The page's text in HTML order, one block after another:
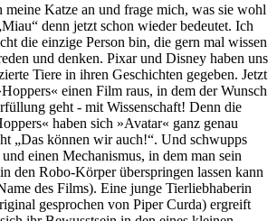
meine Katze an und frage mich, was sie wohl
denn jetzt schon wieder bedeutet. Ich
die einzige Person bin, die gern mal wissen
und denken. Pixar und Disney haben uns
Tiere in ihren Geschichten gegeben. Jetzt
einen Film raus, in dem der Wunsch
geht - mit Wissenschaft! Denn die
haben sich »Avatar« ganz genau
„Das können wir auch!“. Und schwupps
einen Mechanismus, in dem man sein
den Robo-Körper überspringen lassen kann
des Films). Eine junge Tierliebhaberin
gesprochen von Piper Curda) ergreift